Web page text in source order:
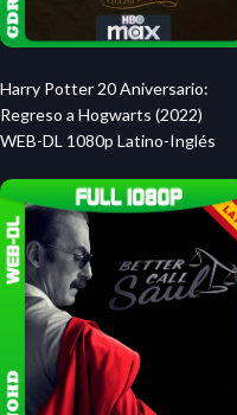
Harry Potter 20 Aniversario:
Regreso a Hogwarts (2022)
WEB-DL 1080p Latino-Inglés